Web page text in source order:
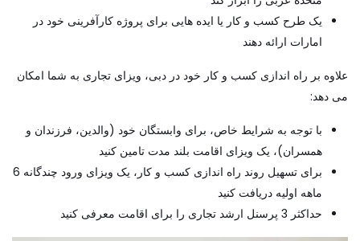
یک طرح کسب و کار یا ایده هایی برای پروژه کارآفرینی خود در
امارات ارائه دهند
علاوه بر راه اندازی کسب و کار خود در دبی، ویزای تجاری به شما امکان
می دهد:
با توجه به شرایط خاص، برای وابستگان خود (والدین، فرزندان و
همسران)، یک ویزای اقامت بلند مدت تامین کنید
برای تسهیل روند راه اندازی کسب و کار، یک ویزای ورود چندگانه 6
ماهه اولیه دریافت کنید
حداکثر 3 پرسنل ارشد تجاری را برای اقامت معرفی کنید